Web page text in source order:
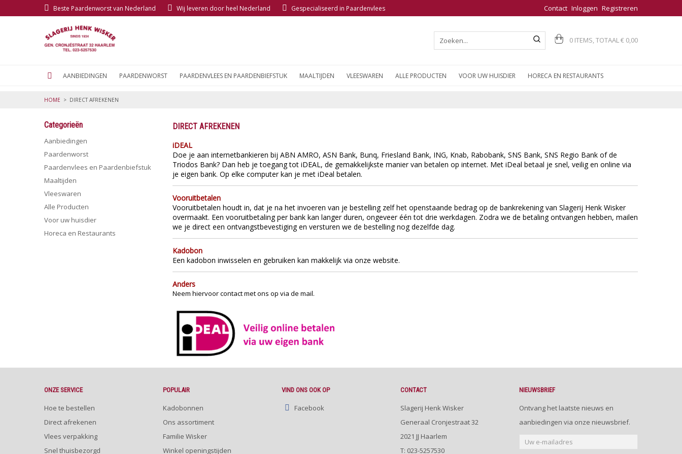
Beste Paardenworst van Nederland Wij leveren door heel Nederland Gespecialiseerd in Paardenvlees Contact Inloggen Registreren
0 ITEMS, TOTAAL€ 0,00
AANBIEDINGEN PAARDENWORST PAARDENVLEES EN PAARDENBIEFSTUK MAALTIJDEN VLEESWAREN ALLE PRODUCTEN VOOR UW HUISDIER HORECA EN RESTAURANTS
HOME > DIRECT AFREKENEN
Categorieën
Aanbiedingen
Paardenworst
Paardenvlees en Paardenbiefstuk
Maaltijden
Vleeswaren
Alle Producten
Voor uw huisdier
Horeca en Restaurants
DIRECT AFREKENEN
iDEAL
Doe je aan internetbankieren bij ABN AMRO, ASN Bank, Bunq, Friesland Bank, ING, Knab, Rabobank, SNS Bank, SNS Regio Bank of de
Triodos Bank? Dan heb je toegang tot iDEAL, de gemakkelijkste manier van betalen op internet. Met iDeal betaal je snel, veilig en online via
je eigen bank. Op elke computer kan je met iDeal betalen.
Vooruitbetalen
Vooruitbetalen houdt in, dat je na het invoeren van je bestelling zelf het openstaande bedrag op de bankrekening van Slagerij Henk Wisker
overmaakt. Een vooruitbetaling per bank kan langer duren, ongeveer één tot drie werkdagen. Zodra we de betaling ontvangen hebben, mailen
we je direct een ontvangstbevestiging en versturen we de bestelling nog dezelfde dag.
Kadobon
Een kadobon inwisselen en gebruiken kan makkelijk via onze website.
Anders
Neem hiervoor contact met ons op via de mail.
ONZE SERVICE
Hoe te bestellen
Direct afrekenen
Vlees verpakking
Snel thuisbezorgd
POPULAIR
Kadobonnen
Ons assortiment
Familie Wisker
Winkel openingstijden
VIND ONS OOK OP
Facebook
CONTACT
Slagerij Henk Wisker
Generaal Cronjestraat 32
2021 JJ Haarlem
T: 023-5257530
NIEUWSBRIEF
Ontvang het laatste nieuws en
aanbiedingen via onze nieuwsbrief.